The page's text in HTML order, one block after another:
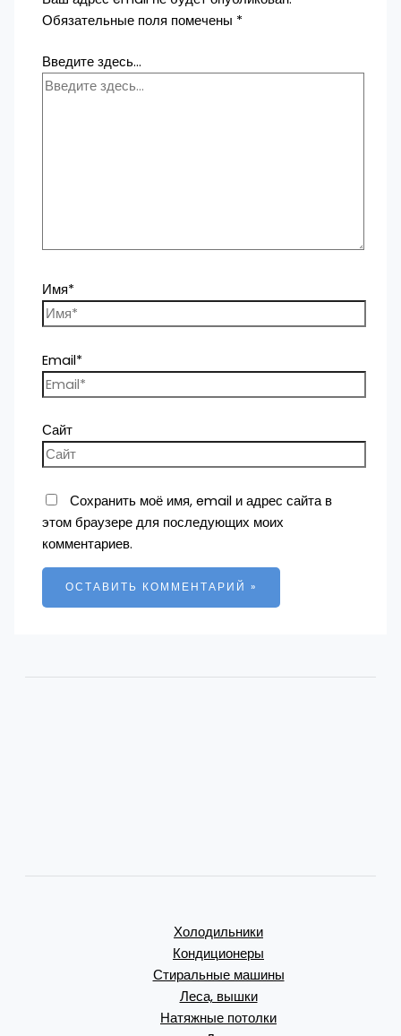
Обязательные поля помечены *
Введите здесь...
Имя*
Email*
Сайт
Сохранить моё имя, email и адрес сайта в
этом браузере для последующих моих
комментариев.
Холодильники
Кондиционеры
Стиральные машины
Леса, вышки
Натяжные потолки